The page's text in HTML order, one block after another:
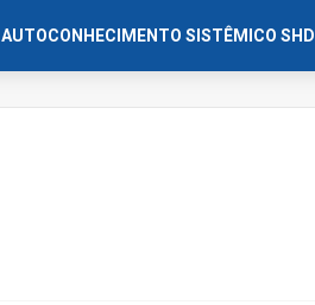
AUTOCONHECIMENTO SISTÊMICO SHD